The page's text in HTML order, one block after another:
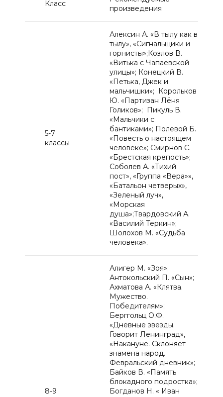
Класс
произведения
5-7
классы
Алексин А. «В тылу как в
тылу», «Сигнальщики и
горнисты»;Козлов В.
«Витька с Чапаевской
улицы»; Конецкий В.
«Петька, Джек и
мальчишки»; Корольков
Ю. «Партизан Лёня
Голиков»; Пикуль В.
«Мальчики с
бантиками»; Полевой Б.
«Повесть о настоящем
человеке»; Смирнов С.
«Брестская крепость»;
Соболев А. «Тихий
пост», «Группа «Вера»»,
«Батальон четверых»,
«Зеленый луч»,
«Морская
душа»;Твардовский А.
«Василий Теркин»;
Шолохов М. «Судьба
человека».
8-9
Алигер М. «Зоя»;
Антокольский П. «Сын»;
Ахматова А. «Клятва.
Мужество.
Победителям»;
Берггольц О.Ф.
«Дневные звезды.
Говорит Ленинград»,
«Накануне. Склоняет
знамена народ.
Февральский дневник»;
Байков В. «Память
блокадного подростка»;
Богданов Н. « Иван